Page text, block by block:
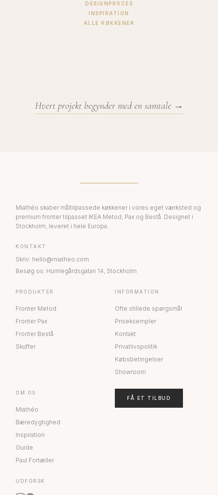
DESIGNPROCES
INSPIRATION
ALLE KØKKENER
Hvert projekt begynder med en samtale →
Miathéo skaber måltilpassede køkkener i vores eget værksted og
premium fronter tilpasset IKEA Metod, Pax og Bestå. Designet i
Stockholm, leveret i hele Europa.
KONTAKT
Skriv: hello@miatheo.com
Besøg os: Humlegårdsgatan 14, Stockholm
PRODUKTER
Fronter Metod
Fronter Pax
Fronter Bestå
Skuffer
INFORMATION
Ofte stillede spørgsmål
Priseksempler
Kontakt
Privatlivspolitik
Købsbetingelser
Showroom
OM OS
Miathéo
Bæredygtighed
Inspiration
Guide
Paul Fortæller
UDFORSK
FÅ ET TILBUD